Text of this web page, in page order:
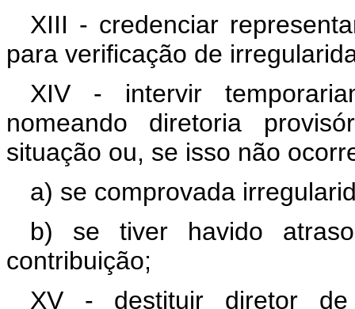
XIII - credenciar
para verificação de
XIV - intervir
nomeando diretoria
situação ou, se isso não
a) se comprovada
b) se tiver havido
contribuição;
XV - destituir diretor